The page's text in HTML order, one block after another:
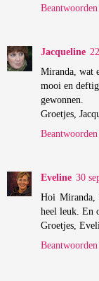
Beantwoorden
Jacqueline
Miranda, wat
mooi en
gewonnen.
Groetjes,
Beantwoorden
Eveline 30
Hoi Miranda,
heel leuk. En
Groetjes,
Beantwoorden